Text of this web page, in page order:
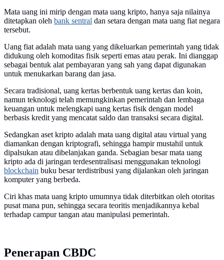
Mata uang ini mirip dengan mata uang kripto, hanya saja nilainya
ditetapkan oleh bank sentral dan setara dengan mata uang fiat negara
tersebut.
Uang fiat adalah mata uang yang dikeluarkan pemerintah yang tidak
didukung oleh komoditas fisik seperti emas atau perak. Ini dianggap
sebagai bentuk alat pembayaran yang sah yang dapat digunakan
untuk menukarkan barang dan jasa.
Secara tradisional, uang kertas berbentuk uang kertas dan koin,
namun teknologi telah memungkinkan pemerintah dan lembaga
keuangan untuk melengkapi uang kertas fisik dengan model
berbasis kredit yang mencatat saldo dan transaksi secara digital.
Sedangkan aset kripto adalah mata uang digital atau virtual yang
diamankan dengan kriptografi, sehingga hampir mustahil untuk
dipalsukan atau dibelanjakan ganda. Sebagian besar mata uang
kripto ada di jaringan terdesentralisasi menggunakan teknologi
blockchain buku besar terdistribusi yang dijalankan oleh jaringan
komputer yang berbeda.
Ciri khas mata uang kripto umumnya tidak diterbitkan oleh otoritas
pusat mana pun, sehingga secara teoritis menjadikannya kebal
terhadap campur tangan atau manipulasi pemerintah.
Penerapan CBDC